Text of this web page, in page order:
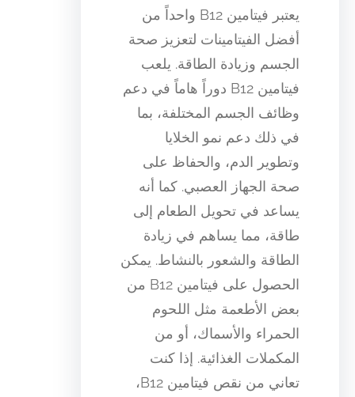
يعتبر فيتامين B12 واحداً من
أفضل الفيتامينات لتعزيز صحة
الجسم وزيادة الطاقة. يلعب
فيتامين B12 دوراً هاماً في دعم
وظائف الجسم المختلفة، بما
في ذلك دعم نمو الخلايا
وتطوير الدم، والحفاظ على
صحة الجهاز العصبي. كما أنه
يساعد في تحويل الطعام إلى
طاقة، مما يساهم في زيادة
الطاقة والشعور بالنشاط. يمكن
الحصول على فيتامين B12 من
بعض الأطعمة مثل اللحوم
الحمراء والأسماك، أو من
المكملات الغذائية. إذا كنت
تعاني من نقص فيتامين B12،